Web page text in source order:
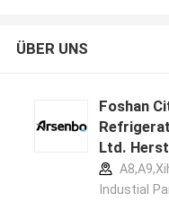
ÜBER UNS
Foshan
Ltd.
Industial